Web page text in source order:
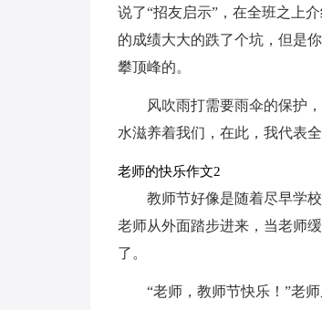
说了“招友启示”，在全班之上
的成绩大大的跌了个坑，但是
攀顶峰的。
风吹雨打需要雨伞的保护
水滋养着我们，在此，我代表
老师的快乐作文2
教师节好像是随着尽早学
老师从外面踏步进来，当老师
了。
“老师，教师节快乐！”老